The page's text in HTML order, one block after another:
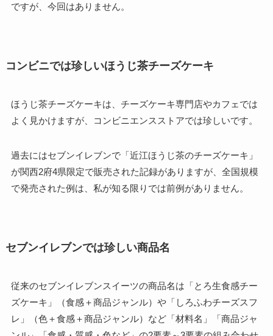
ですが、今回はありません。
コンビニでは珍しいほうじ茶チーズケーキ
ほうじ茶チーズケーキは、チーズケーキ専門店やカフェでは
よく見かけますが、コンビニエンスストアでは珍しいです。
過去にはセブンイレブンで「近江ほうじ茶のチーズケーキ」
が関西2府4県限定で販売された記録がありますが、全国規模
で発売された例は、私が知る限りでは前例がありません。
セブンイレブンでは珍しい商品名
従来のセブンイレブンスイーツの商品名は「とろ生食感チー
ズケーキ」（食感＋商品ジャンル）や「しろふわチーズスフ
レ」（色＋食感＋商品ジャンル）など「材料名」「商品ジャ